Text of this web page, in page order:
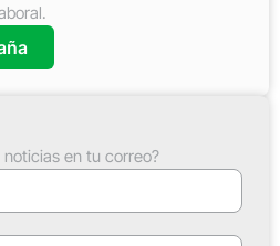
en tu correo?